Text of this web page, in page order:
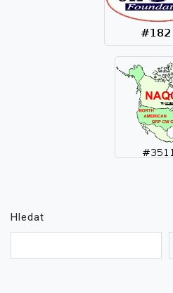
Hledat